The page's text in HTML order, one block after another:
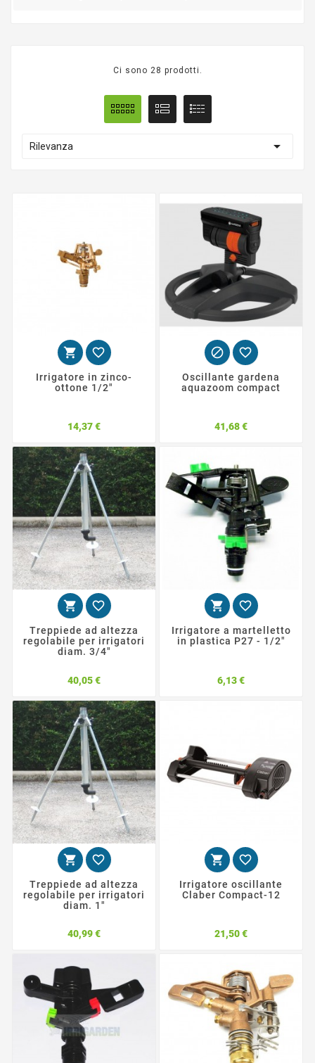
Ci sono 28 prodotti.
Rilevanza 
 
Irrigatore in zinco-
ottone 1/2"
14,37 €Prezzo
 
Oscillante gardena
aquazoom compact
41,68 €Prezzo
 
Treppiede ad altezza
regolabile per irrigatori
diam. 3/4"
40,05 €Prezzo
 
Irrigatore a martelletto
in plastica P27 - 1/2"
6,13 €Prezzo
 
Treppiede ad altezza
regolabile per irrigatori
diam. 1"
40,99 €Prezzo
 
Irrigatore oscillante
Claber Compact-12
21,50 €Prezzo